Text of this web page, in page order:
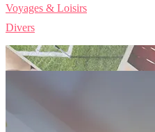
Voyages & Loisirs
Divers